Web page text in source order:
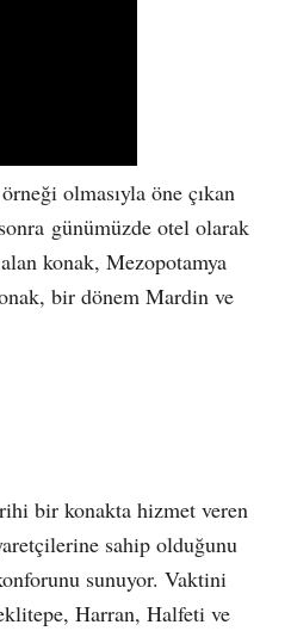
olmasıyla öne çıkan
günümüzde otel olarak
konak, Mezopotamya
bir dönem Mardin ve
bir konakta hizmet veren
sahip olduğunu
sunuyor. Vaktini
Harran, Halfeti ve